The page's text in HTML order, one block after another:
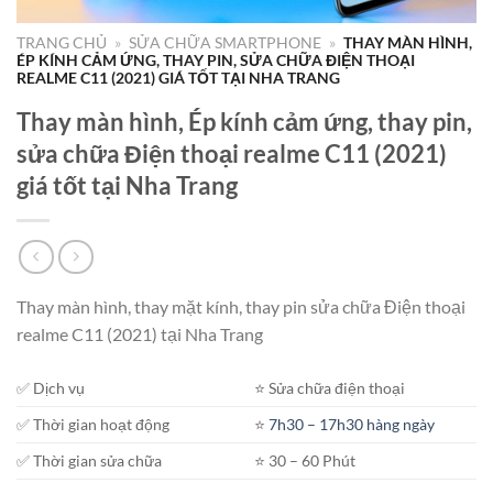
TRANG CHỦ » SỬA CHỮA SMARTPHONE » THAY MÀN HÌNH,
ÉP KÍNH CẢM ỨNG, THAY PIN, SỬA CHỮA ĐIỆN THOẠI
REALME C11 (2021) GIÁ TỐT TẠI NHA TRANG
Thay màn hình, Ép kính cảm ứng, thay pin,
sửa chữa Điện thoại realme C11 (2021)
giá tốt tại Nha Trang
Thay màn hình, thay mặt kính, thay pin sửa chữa Điện thoại
realme C11 (2021) tại Nha Trang
✅ Dịch vụ
⭐️ Sửa chữa điện thoại
✅ Thời gian hoạt động
⭐️7h30 – 17h30 hàng ngày
✅ Thời gian sửa chữa
⭐️ 30 – 60 Phút